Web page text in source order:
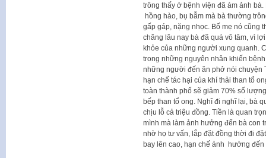
trông thấy ở bệnh viện đã ám ảnh
hồng hào, bụ bẫm mà bà thường
gấp gáp, nặng nhọc. Bố mẹ nó cũng
chăng lâu nay bà đã quá vô tâm, vì
khỏe của những người xung quanh.
trong những nguyên nhân khiến
những người đến ăn phở nói chuyện
hạn chế tác hại của khí thải than tổ
toàn thành phố sẽ giảm 70% số
bếp than tổ ong. Nghĩ đi nghĩ lại, bà
chịu lỗ cả triệu đồng. Tiền là quan
mình mà làm ảnh hưởng đến bà con
nhờ họ tư vấn, lắp đặt đồng thời đi
bay lên cao, hạn chế ảnh hưởng